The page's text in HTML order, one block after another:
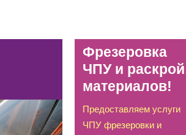
Фрезеровка
ЧПУ и раскрой
материалов!
Предоставляем услуги
ЧПУ фрезеровки и